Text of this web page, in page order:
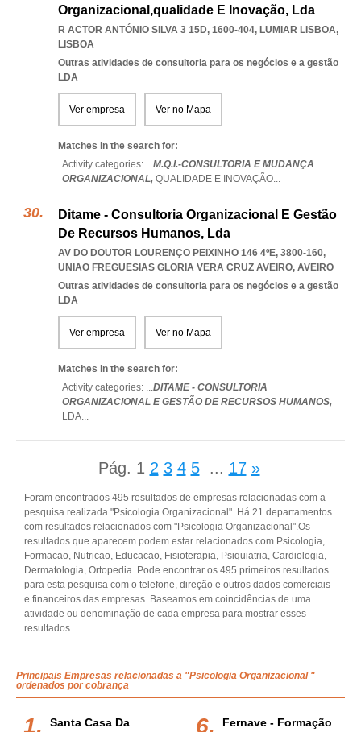
Organizacional,qualidade E Inovação, Lda
R ACTOR ANTÓNIO SILVA 3 15D, 1600-404, LUMIAR LISBOA,
LISBOA
Outras atividades de consultoria para os negócios e a gestão
LDA
Ver empresa Ver no Mapa
Matches in the search for:
Activity categories: ...M.Q.I.-CONSULTORIA E MUDANÇA
ORGANIZACIONAL, QUALIDADE E INOVAÇÃO...
Ditame - Consultoria Organizacional E Gestão
De Recursos Humanos, Lda
AV DO DOUTOR LOURENÇO PEIXINHO 146 4ºE, 3800-160,
UNIAO FREGUESIAS GLORIA VERA CRUZ AVEIRO, AVEIRO
Outras atividades de consultoria para os negócios e a gestão
LDA
Ver empresa Ver no Mapa
Matches in the search for:
Activity categories: ...DITAME - CONSULTORIA
ORGANIZACIONAL E GESTÃO DE RECURSOS HUMANOS,
LDA...
Pág. 1 2 3 4 5 ... 17 »
Foram encontrados 495 resultados de empresas relacionadas com a
pesquisa realizada "Psicologia Organizacional". Há 21 departamentos
com resultados relacionados com "Psicologia Organizacional".Os
resultados que aparecem podem estar relacionados com Psicologia,
Formacao, Nutricao, Educacao, Fisioterapia, Psiquiatria, Cardiologia,
Dermatologia, Ortopedia. Pode encontrar os 495 primeiros resultados
para esta pesquisa com o telefone, direção e outros dados comerciais
e financeiros das empresas. Baseamos em coincidências de uma
atividade ou denominação de cada empresa para mostrar esses
resultados.
Principais Empresas relacionadas a "Psicologia Organizacional "
ordenados por cobrança
Santa Casa Da
Fernave - Formação